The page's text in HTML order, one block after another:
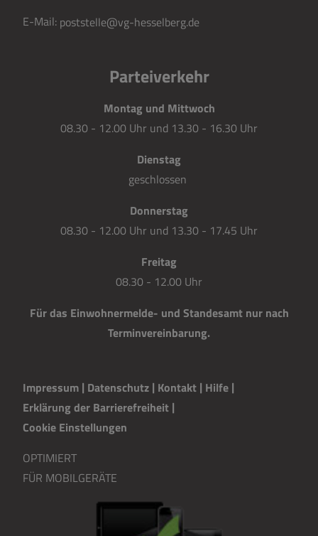
E-Mail: poststelle@vg-hesselberg.de
Parteiverkehr
Montag und Mittwoch
08.30 - 12.00 Uhr und 13.30 - 16.30 Uhr
Dienstag
geschlossen
Donnerstag
08.30 - 12.00 Uhr und 13.30 - 17.45 Uhr
Freitag
08.30 - 12.00 Uhr
Für das Einwohnermelde- und Standesamt nur nach
Terminvereinbarung.
Impressum | Datenschutz | Kontakt | Hilfe |
Erklärung der Barrierefreiheit |
Cookie Einstellungen
OPTIMIERT
FÜR MOBILGERÄTE